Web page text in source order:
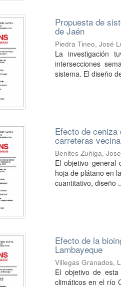
Propuesta de
de Jaén
Piedra Tineo, José
La investigación
intersecciones
sistema. El diseño
Efecto de ceniza
carreteras
Benites Zuñiga,
El objetivo general
hoja de plátano en
cuantitativo, diseño
Efecto de la
Lambayeque
Villegas Granados,
El objetivo de
climáticos en el río